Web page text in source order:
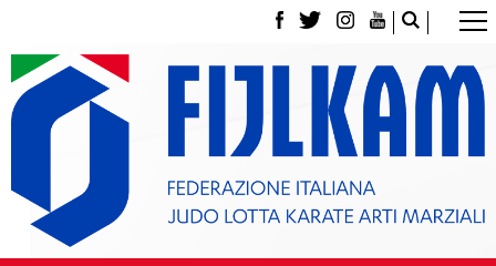
La Federazione
Tesseramento
Contatti
Norme e modulistica Affiliazioni e Tesseramenti
Classifica Società Sportive con più di 100 atleti
tesserati
Giustizia Sportiva